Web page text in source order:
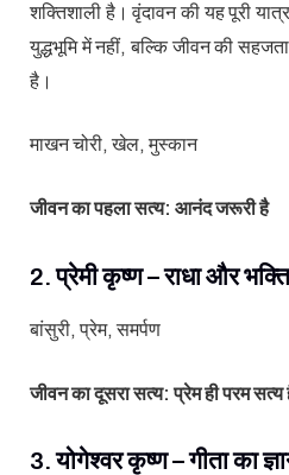
शक्तिशाली है। वृंदावन की यह पूरी
युद्धभूमि में नहीं, बल्कि जीवन की
है।
माखन चोरी, खेल, मुस्कान
जीवन का पहला सत्य: आनंद जरूरी है
2. प्रेमी कृष्ण – राधा और भक्ति
बांसुरी, प्रेम, समर्पण
जीवन का दूसरा सत्य: प्रेम ही परम सत्य
3. योगेश्वर कृष्ण – गीता का